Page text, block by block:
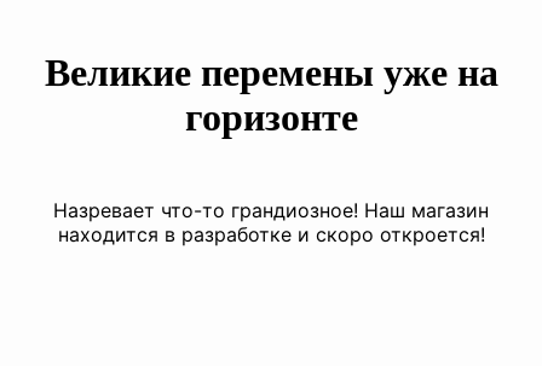
Великие перемены уже на
горизонте
Назревает что-то грандиозное! Наш магазин
находится в разработке и скоро откроется!